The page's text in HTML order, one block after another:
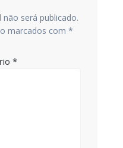
será publicado.
marcados com *
*